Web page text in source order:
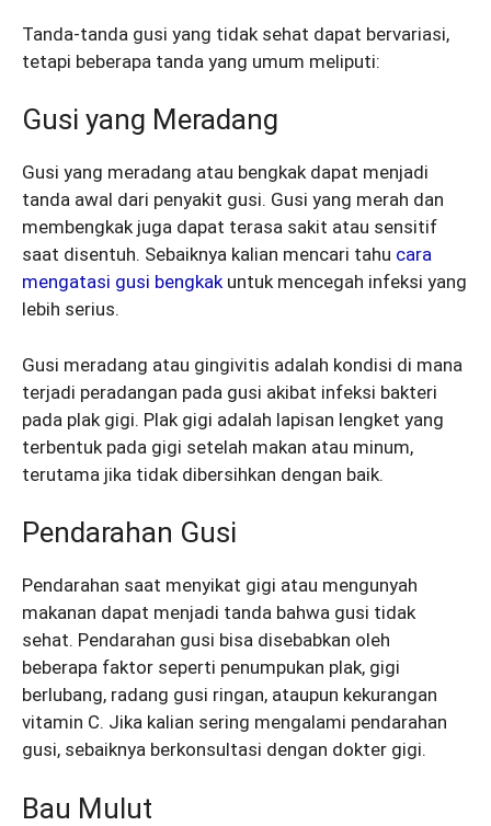
Tanda-tanda gusi yang tidak sehat dapat bervariasi,
tetapi beberapa tanda yang umum meliputi:
Gusi yang Meradang
Gusi yang meradang atau bengkak dapat menjadi
tanda awal dari penyakit gusi. Gusi yang merah dan
membengkak juga dapat terasa sakit atau sensitif
saat disentuh. Sebaiknya kalian mencari tahu cara
mengatasi gusi bengkakuntuk mencegah infeksi yang
lebih serius.
Gusi meradang atau gingivitis adalah kondisi di mana
terjadi peradangan pada gusi akibat infeksi bakteri
pada plak gigi. Plak gigi adalah lapisan lengket yang
terbentuk pada gigi setelah makan atau minum,
terutama jika tidak dibersihkan dengan baik.
Pendarahan Gusi
Pendarahan saat menyikat gigi atau mengunyah
makanan dapat menjadi tanda bahwa gusi tidak
sehat. Pendarahan gusi bisa disebabkan oleh
beberapa faktor seperti penumpukan plak, gigi
berlubang, radang gusi ringan, ataupun kekurangan
vitamin C. Jika kalian sering mengalami pendarahan
gusi, sebaiknya berkonsultasi dengan dokter gigi.
Bau Mulut